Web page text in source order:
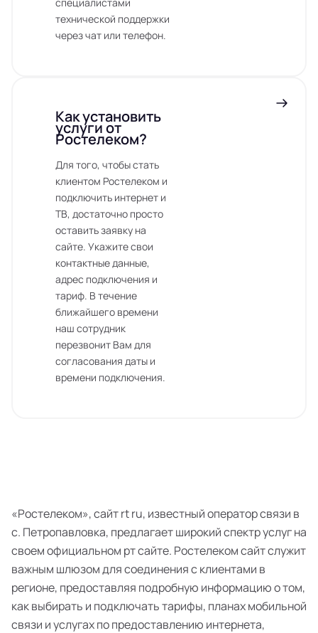
технической поддержки
через чат или телефон.
Как установить
услуги от
Ростелеком?
Для того, чтобы стать
клиентом Ростелеком и
подключить интернет и
ТВ, достаточно просто
оставить заявку на
сайте. Укажите свои
контактные данные,
адрес подключения и
тариф. В течение
ближайшего времени
наш сотрудник
перезвонит Вам для
согласования даты и
времени подключения.
«Ростелеком», сайт rt ru, известный оператор связи в
с. Петропавловка, предлагает широкий спектр услуг на
своем официальном рт сайте. Ростелеком сайт служит
важным шлюзом для соединения с клиентами в
регионе, предоставляя подробную информацию о том,
как выбирать и подключать тарифы, планах мобильной
связи и услугах по предоставлению интернета,